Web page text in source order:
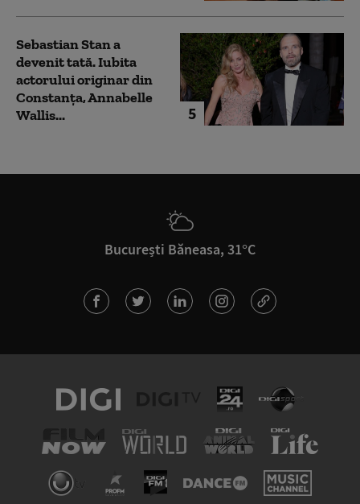
5
Sebastian Stan a
devenit tată. Iubita
actorului originar din
Constanța, Annabelle
Wallis...
București Băneasa, 31°C